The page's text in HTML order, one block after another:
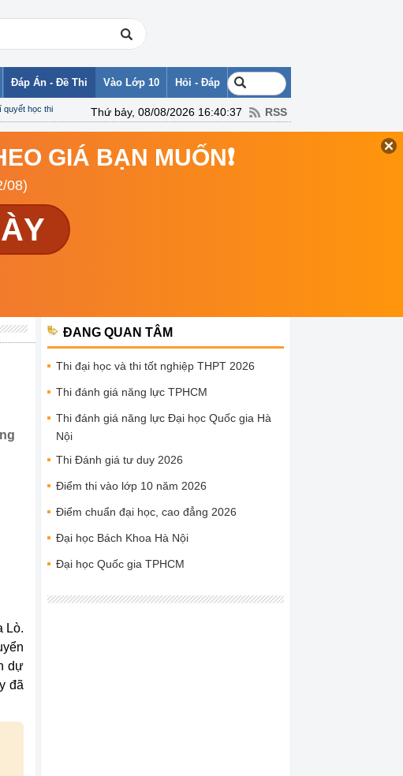
Đáp Án - Đề Thi
quyết học thi
Vào Lớp 10 Hỏi - Đáp
Thứ bảy, 08/08/2026 16:40:37 RSS
GIÁ BẠN MUỐN❗
08)
Lò.
dự
đã
ĐANG QUAN TÂM
Thi đại học và thi tốt nghiệp THPT 2026
Thi đánh giá năng lực TPHCM
Thi đánh giá năng lực Đại học Quốc gia Hà
Nội
Thi Đánh giá tư duy 2026
Điểm thi vào lớp 10 năm 2026
Điểm chuẩn đại học, cao đẳng 2026
Đại học Bách Khoa Hà Nội
Đại học Quốc gia TPHCM